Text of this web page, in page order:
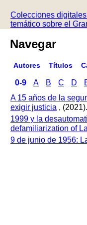
Colecciones
temático sobre el
Navegar
Autores Títulos
0-9 A B C D
A 15 años de la
exigir justicia , (2021).
1999 y la
defamiliarization of
9 de junio de 1956: